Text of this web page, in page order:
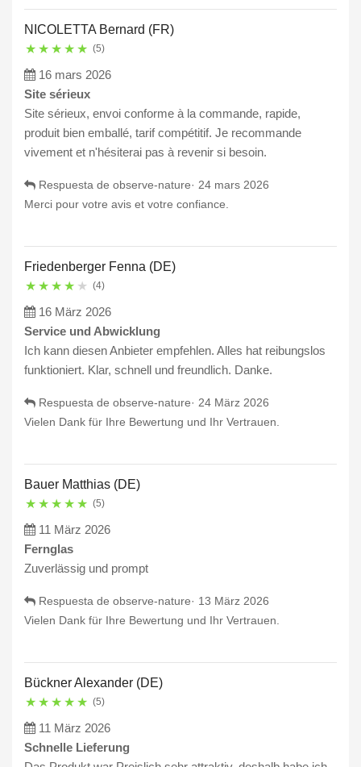
NICOLETTA Bernard (FR)
★ ★ ★ ★ ★ (5)
16 mars 2026
Site sérieux
Site sérieux, envoi conforme à la commande, rapide,
produit bien emballé, tarif compétitif. Je recommande
vivement et n'hésiterai pas à revenir si besoin.
Respuesta de observe-nature· 24 mars 2026
Merci pour votre avis et votre confiance.
Friedenberger Fenna (DE)
★ ★ ★ ★ ★ (4)
16 März 2026
Service und Abwicklung
Ich kann diesen Anbieter empfehlen. Alles hat reibungslos
funktioniert. Klar, schnell und freundlich. Danke.
Respuesta de observe-nature· 24 März 2026
Vielen Dank für Ihre Bewertung und Ihr Vertrauen.
Bauer Matthias (DE)
★ ★ ★ ★ ★ (5)
11 März 2026
Fernglas
Zuverlässig und prompt
Respuesta de observe-nature· 13 März 2026
Vielen Dank für Ihre Bewertung und Ihr Vertrauen.
Bückner Alexander (DE)
★ ★ ★ ★ ★ (5)
11 März 2026
Schnelle Lieferung